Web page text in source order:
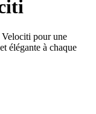
pour une
élégante à chaque